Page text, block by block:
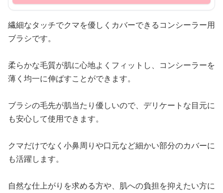
繊細なタッチでクマを優しくカバーできるコンシーラー用
ブラシです。
柔らかな毛質が肌に心地よくフィットし、コンシーラーを
薄く均一に伸ばすことができます。
ブラシの毛先が肌当たり優しいので、デリケートな目元に
も安心して使用できます。
クマだけでなく小鼻周りや口元など細かい部分のカバーに
も活躍します。
自然な仕上がりを求める方や、肌への負担を抑えたい方に